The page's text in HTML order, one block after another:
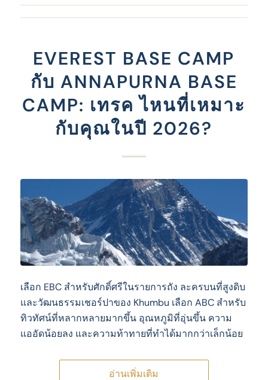
EVEREST BASE CAMP
กับ ANNAPURNA BASE
CAMP: เทรค ไหนที่เหมาะ
กับคุณในปี 2026?
เลือก EBC สําหรับศักดิ์ศรีในรายการถัง ละครบนที่สูงดิบ
และวัฒนธรรมเชอร์ปาของ Khumbu เลือก ABC สําหรับ
ทิวทัศน์ที่หลากหลายมากขึ้น อุณหภูมิที่อุ่นขึ้น ความ
แออัดน้อยลง และความท้าทายที่ทําได้มากกว่าเล็กน้อย
อ่านเพิ่มเติม